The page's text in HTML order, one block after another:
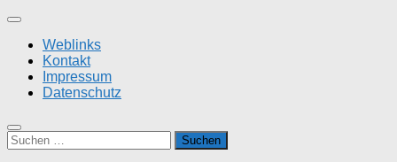
Zum
springenWeblinks
Kontakt
Impressum
Datenschutz
Suchen
nach: